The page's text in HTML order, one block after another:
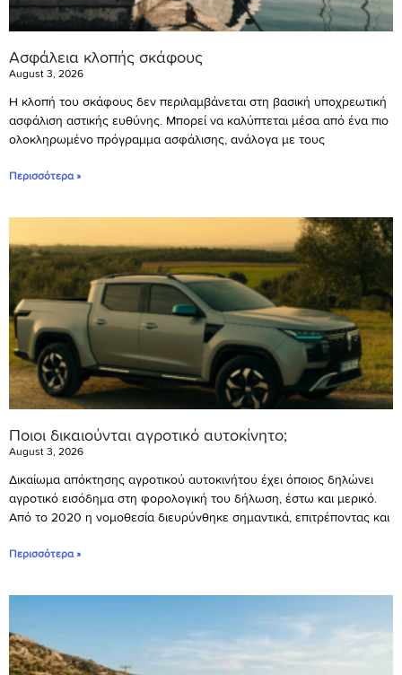
Ασφάλεια κλοπής σκάφους
August 3, 2026
Η κλοπή του σκάφους δεν περιλαμβάνεται στη βασική υποχρεωτική
ασφάλιση αστικής ευθύνης. Μπορεί να καλύπτεται μέσα από ένα πιο
ολοκληρωμένο πρόγραμμα ασφάλισης, ανάλογα με τους
Περισσότερα »
Ποιοι δικαιούνται αγροτικό αυτοκίνητο;
August 3, 2026
Δικαίωμα απόκτησης αγροτικού αυτοκινήτου έχει όποιος δηλώνει
αγροτικό εισόδημα στη φορολογική του δήλωση, έστω και μερικό.
Από το 2020 η νομοθεσία διευρύνθηκε σημαντικά, επιτρέποντας και
Περισσότερα »